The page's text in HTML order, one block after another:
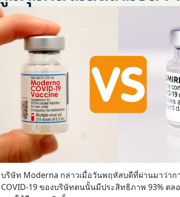
บริษัท Moderna กล่าวเมื่อวันพฤหัสบดีที่ผ่านมาว่า
COVID-19 ของบริษัทตนนั้นมีประสิทธิภาพ 93% ตล